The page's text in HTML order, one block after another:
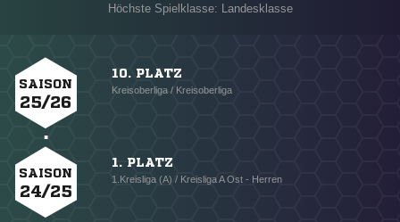
Höchste Spielklasse: Landesklasse
SAISON
25/26
10. PLATZ
Kreisoberliga / Kreisoberliga
SAISON
24/25
1. PLATZ
1.Kreisliga (A) / Kreisliga A Ost - Herren